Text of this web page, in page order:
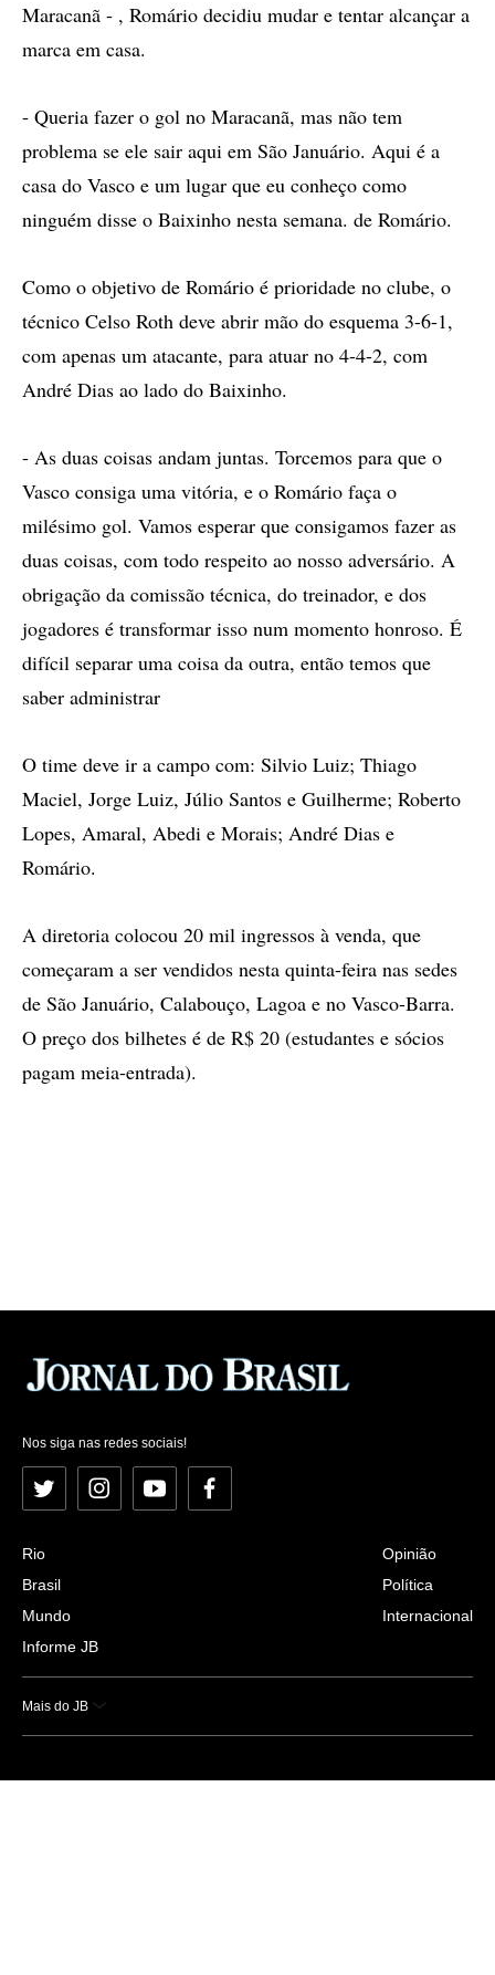
Maracanã - , Romário decidiu mudar e tentar alcançar a
marca em casa.
- Queria fazer o gol no Maracanã, mas não tem
problema se ele sair aqui em São Januário. Aqui é a
casa do Vasco e um lugar que eu conheço como
ninguém disse o Baixinho nesta semana. de Romário.
Como o objetivo de Romário é prioridade no clube, o
técnico Celso Roth deve abrir mão do esquema 3-6-1,
com apenas um atacante, para atuar no 4-4-2, com
André Dias ao lado do Baixinho.
- As duas coisas andam juntas. Torcemos para que o
Vasco consiga uma vitória, e o Romário faça o
milésimo gol. Vamos esperar que consigamos fazer as
duas coisas, com todo respeito ao nosso adversário. A
obrigação da comissão técnica, do treinador, e dos
jogadores é transformar isso num momento honroso. É
difícil separar uma coisa da outra, então temos que
saber administrar
O time deve ir a campo com: Silvio Luiz; Thiago
Maciel, Jorge Luiz, Júlio Santos e Guilherme; Roberto
Lopes, Amaral, Abedi e Morais; André Dias e
Romário.
A diretoria colocou 20 mil ingressos à venda, que
começaram a ser vendidos nesta quinta-feira nas sedes
de São Januário, Calabouço, Lagoa e no Vasco-Barra.
O preço dos bilhetes é de R$ 20 (estudantes e sócios
pagam meia-entrada).
Nos siga nas redes sociais!
Twitter InstagramYouTubeFacebook
Rio
Brasil
Mundo
Informe JB
Opinião
Política
Internacional
Mais do JB
Esportes